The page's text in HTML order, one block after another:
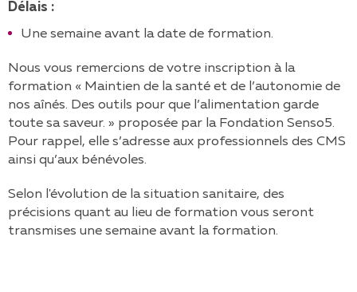
Délais :
Une semaine avant la date de formation.
Nous vous remercions de votre inscription à la
formation « Maintien de la santé et de l’autonomie de
nos aînés. Des outils pour que l’alimentation garde
toute sa saveur. » proposée par la Fondation Senso5.
Pour rappel, elle s’adresse aux professionnels des CMS
ainsi qu’aux bénévoles.
Selon l'évolution de la situation sanitaire, des
précisions quant au lieu de formation vous seront
transmises une semaine avant la formation.